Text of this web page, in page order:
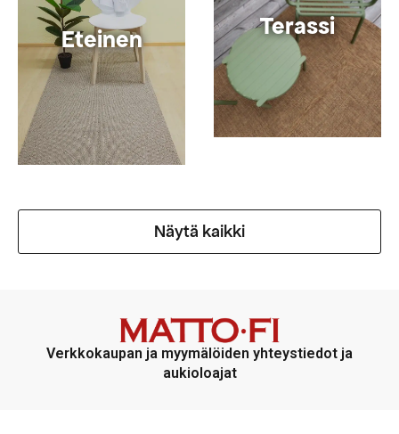
Eteinen Terassi
Näytä kaikki
Verkkokaupan ja myymälöiden yhteystiedot ja
aukioloajat